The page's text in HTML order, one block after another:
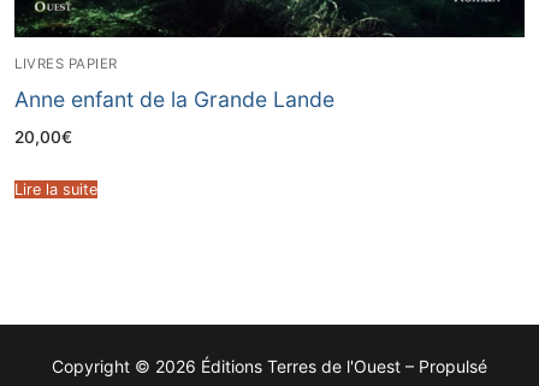
LIVRES PAPIER
Anne enfant de la Grande Lande
20,00€
Lire la suite
Copyright © 2026 Éditions Terres de l'Ouest – Propulsé